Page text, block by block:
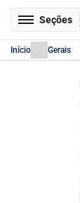
Seções
Início Gerais